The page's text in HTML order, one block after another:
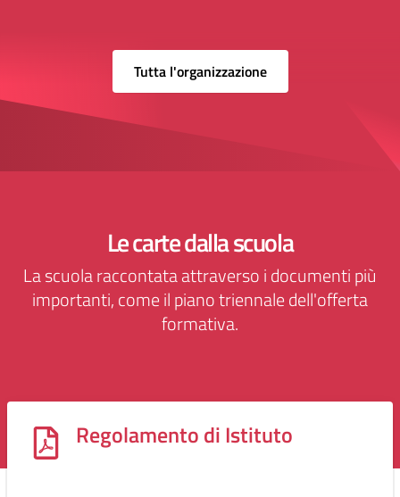
Tutta l'organizzazione
Le carte dalla scuola
La scuola raccontata attraverso i documenti più
importanti, come il piano triennale dell'offerta
formativa.
Regolamento di Istituto